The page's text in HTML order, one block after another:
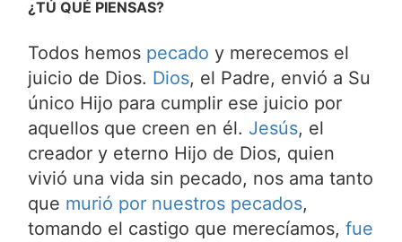
¿TÚ QUÉ PIENSAS?
Todos hemos pecado y merecemos el
juicio de Dios. Dios, el Padre, envió a Su
único Hijo para cumplir ese juicio por
aquellos que creen en él. Jesús, el
creador y eterno Hijo de Dios, quien
vivió una vida sin pecado, nos ama tanto
que murió por nuestros pecados,
tomando el castigo que merecíamos, fue